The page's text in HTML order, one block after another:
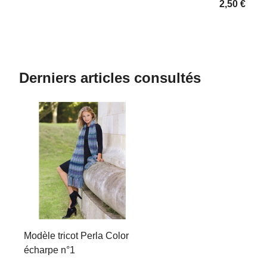
2,50 €
Derniers articles consultés
Modèle tricot Perla Color
écharpe n°1